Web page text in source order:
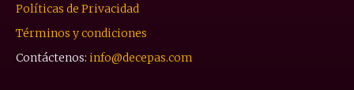
Políticas de Privacidad
Términos y condiciones
Contáctenos: info@decepas.com